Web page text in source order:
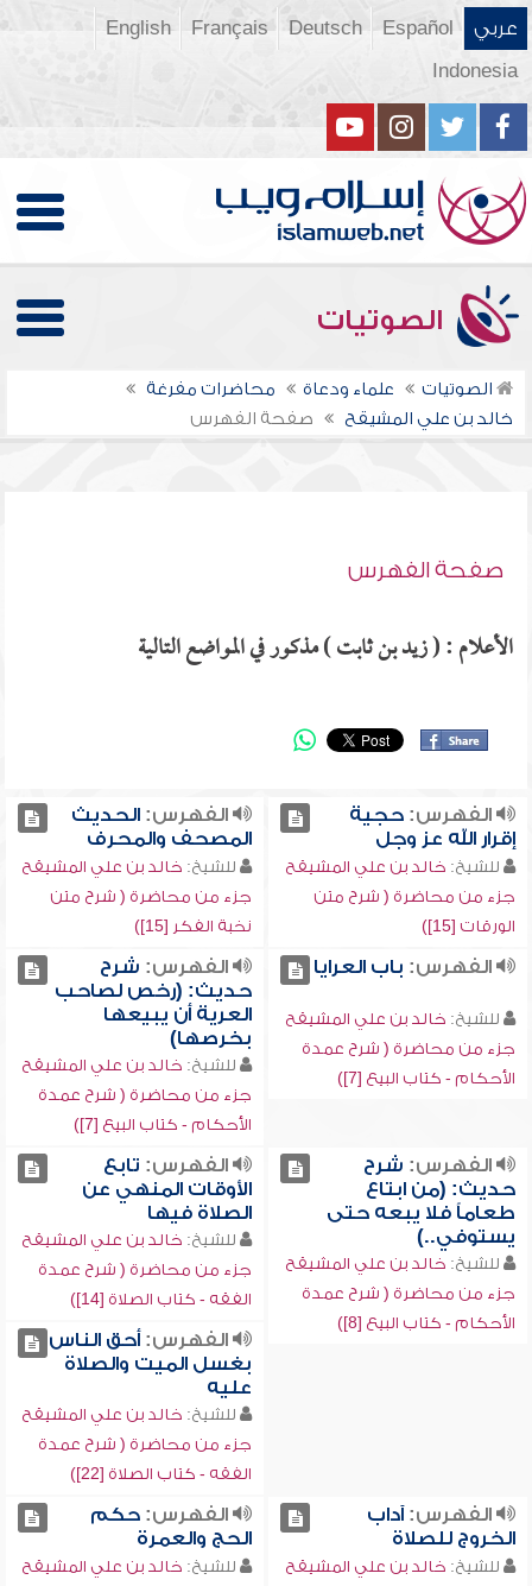
عربي Español
Deutsch
Français
English
Indonesia
الصوتيات
الصوتيات علماء ودعاة
محاضرات مفرغة
خالد بن علي المشيقح
صفحة الفهرس
صفحة الفهرس
الأعلام : ( زيد بن ثابت ) مذكور في المواضع التالية
الفهرس:حجية
إقرار الله عز وجل
للشيخ: خالد بن علي المشيقح
جزء من محاضرة ( شرح متن
الورقات [15])
الفهرس:الحديث
المصحف والمحرف
للشيخ: خالد بن علي المشيقح
جزء من محاضرة ( شرح متن
نخبة الفكر [15])
الفهرس: باب العرايا
للشيخ: خالد بن علي المشيقح
جزء من محاضرة ( شرح عمدة
الأحكام - كتاب البيع [7])
الفهرس: شرح
حديث: (رخص لصاحب
العرية أن يبيعها
بخرصها)
للشيخ: خالد بن علي المشيقح
جزء من محاضرة ( شرح عمدة
الأحكام - كتاب البيع [7])
الفهرس: شرح
حديث: (من ابتاع
طعاماً فلا يبعه حتى
يستوفي..)
للشيخ: خالد بن علي المشيقح
جزء من محاضرة ( شرح عمدة
الأحكام - كتاب البيع [8])
الفهرس: تابع
الأوقات المنهي عن
الصلاة فيها
للشيخ: خالد بن علي المشيقح
جزء من محاضرة ( شرح عمدة
الفقه - كتاب الصلاة [14])
الفهرس:أحق الناس
بغسل الميت والصلاة
عليه
للشيخ: خالد بن علي المشيقح
جزء من محاضرة ( شرح عمدة
الفقه - كتاب الصلاة [22])
الفهرس:آداب
الخروج للصلاة
للشيخ: خالد بن علي المشيقح
الفهرس:حكم
الحج والعمرة
للشيخ: خالد بن علي المشيقح